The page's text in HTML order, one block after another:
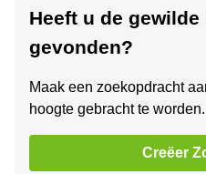
Heeft u de
gevonden?
Maak een zoekopdracht
hoogte gebracht te worden.
Creëer